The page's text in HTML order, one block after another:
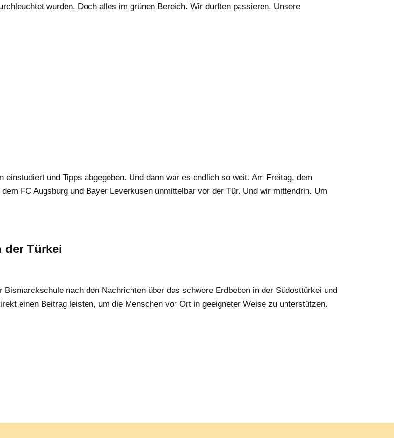
wurden. Doch alles im grünen Bereich. Wir durften passieren. Unsere
einstudiert und Tipps abgegeben. Und dann war es endlich so weit. Am Freitag, dem
FC Augsburg und Bayer Leverkusen unmittelbar vor der Tür. Und wir mittendrin. Um
der Türkei
nach den Nachrichten über das schwere Erdbeben in der Südosttürkei und
einen Beitrag leisten, um die Menschen vor Ort in geeigneter Weise zu unterstützen.